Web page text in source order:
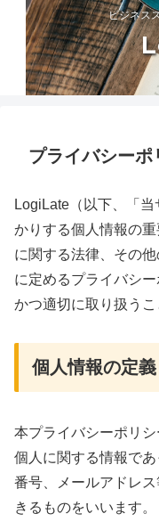
ビジネス
プライバシーポ
LogiLate（以下、「
かりする個人情報の
に関する法律、その
に定めるプライバシ
かつ適切に取り扱うこ
個人情報の定義
本プライバシーポリ
個人に関する情報で
番号、メールアドレ
きるものをいいます。